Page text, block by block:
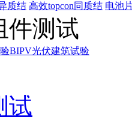
质结 高效topcon同质结 电池
件测试
BIPV光伏建筑试验
试